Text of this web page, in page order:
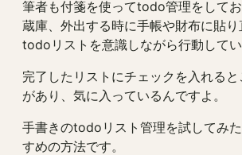
筆者も付箋を使ってtodo管理をして
蔵庫、外出する時に手帳や財布に貼
todoリストを意識しながら行動してい
完了したリストにチェックを入れる
があり、気に入っているんですよ。
手書きのtodoリスト管理を試してみ
すめの方法です。